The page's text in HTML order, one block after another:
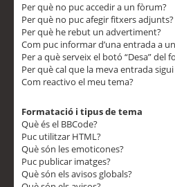
Per què no puc accedir a un fòrum?
Per què no puc afegir fitxers adjunts?
Per què he rebut un advertiment?
Com puc informar d’una entrada a
Per a què serveix el botó “Desa” del
Per què cal que la meva entrada
Com reactivo el meu tema?
Formatació i tipus de tema
Què és el BBCode?
Puc utilitzar HTML?
Què són les emoticones?
Puc publicar imatges?
Què són els avisos globals?